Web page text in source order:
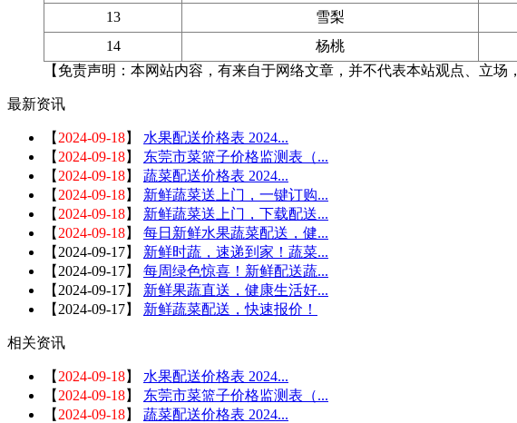
13
雪梨
14
杨桃
【免责声明：本网站内容，有来自于网络文章，并不代表本站观点、立
最新资讯
【 2024-09-18】 水果配送价格表 2024...
【 2024-09-18】 东莞市菜篮子价格监测表（...
【 2024-09-18】 蔬菜配送价格表 2024...
【 2024-09-18】 新鲜蔬菜送上门，一键订购...
【 2024-09-18】 新鲜蔬菜送上门，下载配送...
【 2024-09-18】 每日新鲜水果蔬菜配送，健...
【 2024-09-17】 新鲜时蔬，速递到家！蔬菜...
【 2024-09-17】 每周绿色惊喜！新鲜配送蔬...
【 2024-09-17】 新鲜果蔬直送，健康生活好...
【 2024-09-17】 新鲜蔬菜配送，快速报价！
相关资讯
【 2024-09-18】 水果配送价格表 2024...
【 2024-09-18】 东莞市菜篮子价格监测表（...
【 2024-09-18】 蔬菜配送价格表 2024...